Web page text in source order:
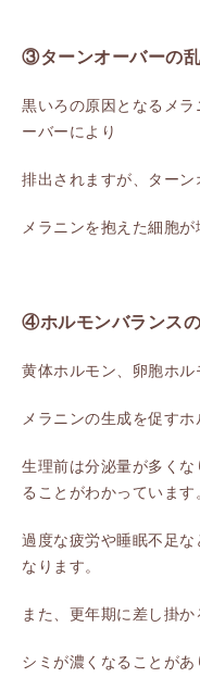
③ターンオーバーの
黒いろの原因となるメ
ーバーにより
排出されますが、ター
メラニンを抱えた細胞が
④ホルモンバランス
黄体ホルモン、卵胞ホ
メラニンの生成を促すホ
生理前は分泌量が多くな
ることがわかっています
過度な疲労や睡眠不足
なります。
また、更年期に差し掛
シミが濃くなることがあ